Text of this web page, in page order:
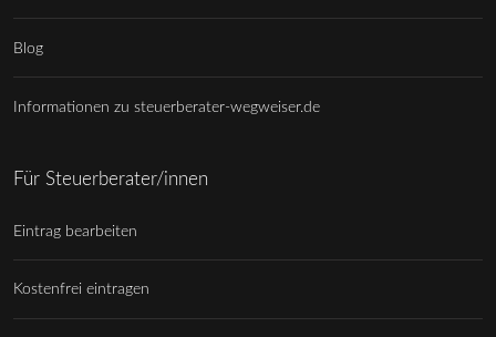
Blog
Informationen zu steuerberater-wegweiser.de
Für Steuerberater/innen
Eintrag bearbeiten
Kostenfrei eintragen